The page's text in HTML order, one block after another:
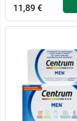
11,89 €